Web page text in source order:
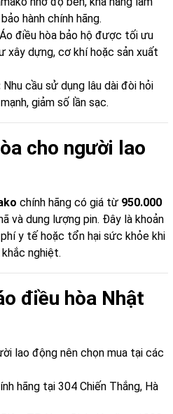
hành chính hãng.
Áo điều hòa bảo hộ được tối ưu
xây dựng, cơ khí hoặc sản xuất
Nhu cầu sử dụng lâu dài đòi hỏi
giảm số lần sạc.
cho người lao
chính hãng có giá từ 950.000
và dung lượng pin. Đây là khoản
y tế hoặc tổn hại sức khỏe khi
nghiệt.
điều hòa Nhật
lao động nên chọn mua tại các
hãng tại 304 Chiến Thắng, Hà